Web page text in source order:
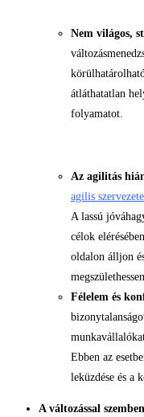
Nem világos,
átláthatatlan
folyamatot.
Az agilitás
agilis
A lassú
célok
oldalon álljon
Félelem és
Ebben az
leküzdése és a
A változással